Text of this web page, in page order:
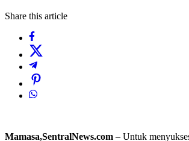
Share this article
Mamasa,SentralNews.com – Untuk